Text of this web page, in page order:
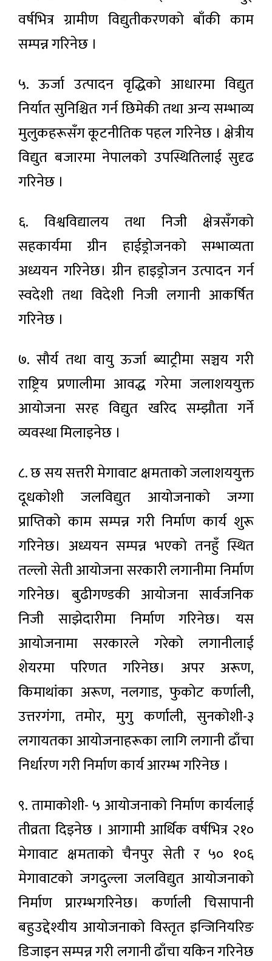
वर्षभित्र ग्रामीण विद्युतीकरणको बाँकी काम
सम्पन्न गरिनेछ ।
५. ऊर्जा उत्पादन वृद्धिको आधारमा विद्युत
निर्यात सुनिश्चित गर्न छिमेकी तथा अन्य सम्भाव्य
मुलुकहरूसँग कूटनीतिक पहल गरिनेछ । क्षेत्रीय
विद्युत बजारमा नेपालको उपस्थितिलाई सुदृढ
गरिनेछ ।
६. विश्वविद्यालय तथा निजी क्षेत्रसँगको
सहकार्यमा ग्रीन हाईड्रोजनको सम्भाव्यता
अध्ययन गरिनेछ। ग्रीन हाइड्रोजन उत्पादन गर्न
स्वदेशी तथा विदेशी निजी लगानी आकर्षित
गरिनेछ ।
७. सौर्य तथा वायु ऊर्जा ब्याट्रीमा सञ्चय गरी
राष्ट्रिय प्रणालीमा आवद्ध गरेमा जलाशययुक्त
आयोजना सरह विद्युत खरिद सम्झौता गर्ने
व्यवस्था मिलाइनेछ ।
८. छ सय सत्तरी मेगावाट क्षमताको जलाशययुक्त
दूधकोशी जलविद्युत आयोजनाको जग्गा
प्राप्तिको काम सम्पन्न गरी निर्माण कार्य शुरू
गरिनेछ। अध्ययन सम्पन्न भएको तनहुँ स्थित
तल्लो सेती आयोजना सरकारी लगानीमा निर्माण
गरिनेछ। बुढीगण्डकी आयोजना सार्वजनिक
निजी साझेदारीमा निर्माण गरिनेछ। यस
आयोजनामा सरकारले गरेको लगानीलाई
शेयरमा परिणत गरिनेछ। अपर अरूण,
किमाथांका अरूण, नलगाड, फुकोट कर्णाली,
उत्तरगंगा, तमोर, मुगु कर्णाली, सुनकोशी-३
लगायतका आयोजनाहरूका लागि लगानी ढाँचा
निर्धारण गरी निर्माण कार्य आरम्भ गरिनेछ ।
९. तामाकोशी- ५ आयोजनाको निर्माण कार्यलाई
तीव्रता दिइनेछ । आगामी आर्थिक वर्षभित्र २१०
मेगावाट क्षमताको चैनपुर सेती र ५० १०६
मेगावाटको जगदुल्ला जलविद्युत आयोजनाको
निर्माण प्रारम्भगरिनेछ। कर्णाली चिसापानी
बहुउद्देश्यीय आयोजनाको विस्तृत इन्जिनियरिङ
डिजाइन सम्पन्न गरी लगानी ढाँचा यकिन गरिनेछ